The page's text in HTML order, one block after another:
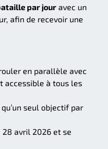
par jour avec un
afin de recevoir une
en parallèle avec
accessible à tous les
seul objectif par
28 avril 2026 et se